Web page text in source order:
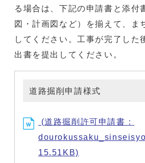
る場合は、下記の申請書と添付
図・計画図など）を揃えて、ま
してください。工事が完了した
出書を提出してください。
道路掘削申請様式
(道路掘削許可申請書：
15.51KB)